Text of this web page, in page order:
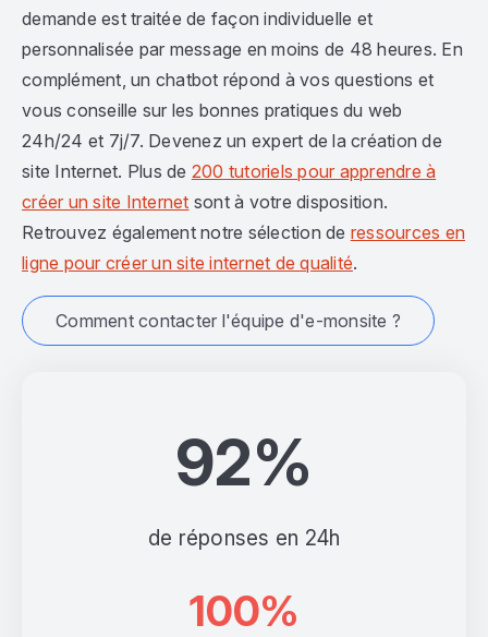
92%
de réponses en 24h
100%
demande est traitée de façon individuelle et
personnalisée par message en moins de 48 heures. En
complément, un chatbot répond à vos questions et
vous conseille sur les bonnes pratiques du web
24h/24 et 7j/7. Devenez un expert de la création de
site Internet. Plus de 200 tutoriels pour apprendre à
créer un site Internet sont à votre disposition.
Retrouvez également notre sélection de ressources en
ligne pour créer un site internet de qualité.
Comment contacter l'équipe d'e-monsite ?